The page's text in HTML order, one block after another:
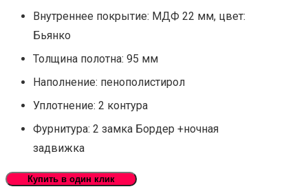
Внутреннее покрытие: МДФ 22 мм, цвет:
Бьянко
Толщина полотна: 95 мм
Наполнение: пенополистирол
Уплотнение: 2 контура
Фурнитура: 2 замка Бордер +ночная
задвижка
Купить в один клик